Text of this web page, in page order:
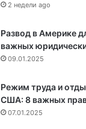
2 недели ago
Развод в Америке
важных
09.01.2025
Режим труда и
США: 8 важных
07.01.2025